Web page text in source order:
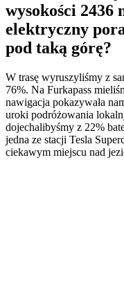
wysokości 2436
elektryczny
pod taką górę?
W trasę wyruszyliśmy z
76%. Na Furkapass
nawigacja pokazywała
uroki podróżowania
dojechalibyśmy z 22%
jedna ze stacji Tesla
ciekawym miejscu nad